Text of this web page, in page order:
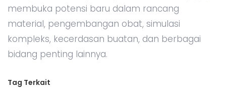
membuka potensi baru dalam rancang
material, pengembangan obat, simulasi
kompleks, kecerdasan buatan, dan berbagai
bidang penting lainnya.
Tag Terkait